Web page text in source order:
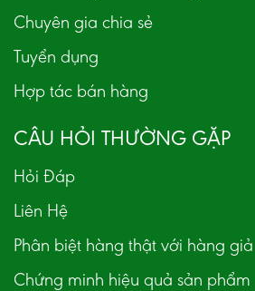
Chuyên gia chia sẻ
Tuyển dụng
Hợp tác bán hàng
CÂU HỎI THƯỜNG GẶP
Hỏi Đáp
Liên Hệ
Phân biệt hàng thật với hàng giả
Chứng minh hiệu quả sản phẩm